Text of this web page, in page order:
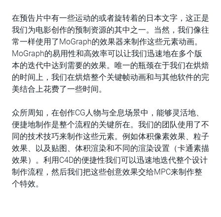
在预告片中有一些运动的或者旋转着的日本文字，这正是
我们为电影创作的预制资源的其中之一。当然，我们像往
常一样使用了MoGraph的效果器来制作这些元素动画。
MoGraph的易用性和高效率可以让我们迅速地在多个版
本的迭代中达到需要的效果。唯一的瓶颈在于我们在烘焙
的时间上，我们在烘焙整个关键帧动画和与其他软件的完
美结合上花费了一些时间。
众所周知，在创作CG人物与全息场景中，能够灵活地、
便捷地制作是整个流程的关键所在。我们的团队使用了不
同的技术技巧来制作这些元素。例如体积像素效果、粒子
效果、以及贴图、体积渲染和不同的渲染设置（卡通素描
效果）。利用C4D的便捷性我们可以迅速地迭代整个设计
制作流程，然后我们把这些创意效果交给MPC来制作整
个特效。